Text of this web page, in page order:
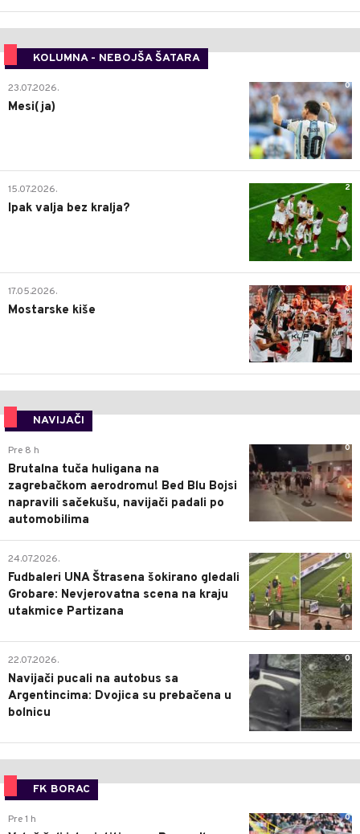
KOLUMNA - NEBOJŠA ŠATARA
0
23.07.2026.
Mesi(ja)
2
15.07.2026.
Ipak valja bez kralja?
0
17.05.2026.
Mostarske kiše
NAVIJAČI
0
Pre 8 h
Brutalna tuča huligana na
zagrebačkom aerodromu! Bed Blu Bojsi
napravili sačekušu, navijači padali po
automobilima
0
24.07.2026.
Fudbaleri UNA Štrasena šokirano gledali
Grobare: Nevjerovatna scena na kraju
utakmice Partizana
0
22.07.2026.
Navijači pucali na autobus sa
Argentincima: Dvojica su prebačena u
bolnicu
FK BORAC
0
Pre 1 h